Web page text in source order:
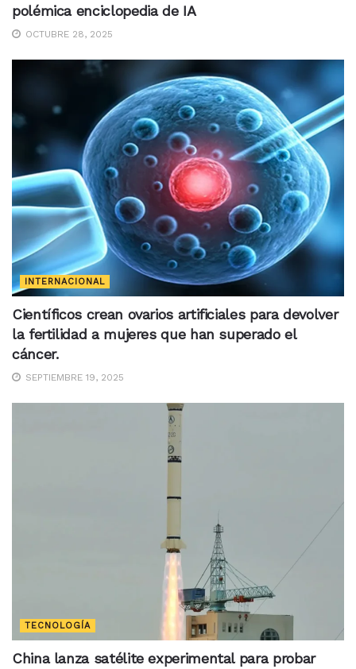
polémica enciclopedia de IA
OCTUBRE 28, 2025
INTERNACIONAL
Científicos crean ovarios artificiales para devolver
la fertilidad a mujeres que han superado el
cáncer.
SEPTIEMBRE 19, 2025
TECNOLOGÍA
China lanza satélite experimental para probar